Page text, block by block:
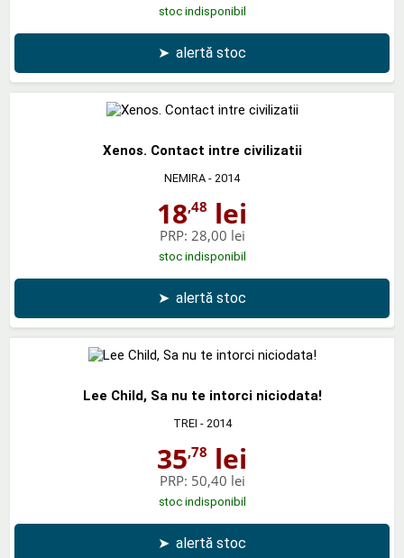
stoc indisponibil
➤ alertă stoc
Xenos. Contact intre civilizatii
NEMIRA - 2014
18,48 lei
PRP: 28,00 lei
stoc indisponibil
➤ alertă stoc
Lee Child, Sa nu te intorci niciodata!
TREI - 2014
35,78 lei
PRP: 50,40 lei
stoc indisponibil
➤ alertă stoc